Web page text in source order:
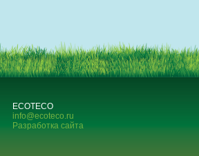
ECOTECO
info@ecoteco.ru
Разработка сайта